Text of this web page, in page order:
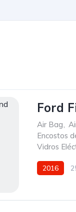
Ford
Air Bag,
Encostos
Vidros
2016